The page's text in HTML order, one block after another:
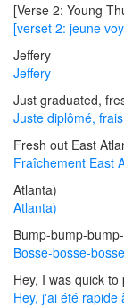
[Verse 2: Young
[verset 2: jeune
Jeffery
Jeffery
Just graduated,
Juste diplômé,
Fresh out East
Fraîchement East
Atlanta)
Atlanta)
Bump-bump-
Bosse-bosse-
Hey, I was quick
Hey, j'ai été